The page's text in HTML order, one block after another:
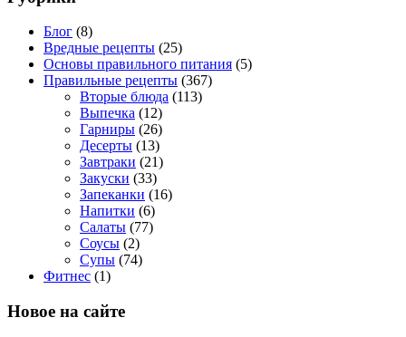
Блог (8)
Вредные рецепты (25)
Основы правильного питания (5)
Правильные рецепты (367)
Вторые блюда (113)
Выпечка (12)
Гарниры (26)
Десерты (13)
Завтраки (21)
Закуски (33)
Запеканки (16)
Напитки (6)
Салаты (77)
Соусы (2)
Супы (74)
Фитнес (1)
Новое на сайте